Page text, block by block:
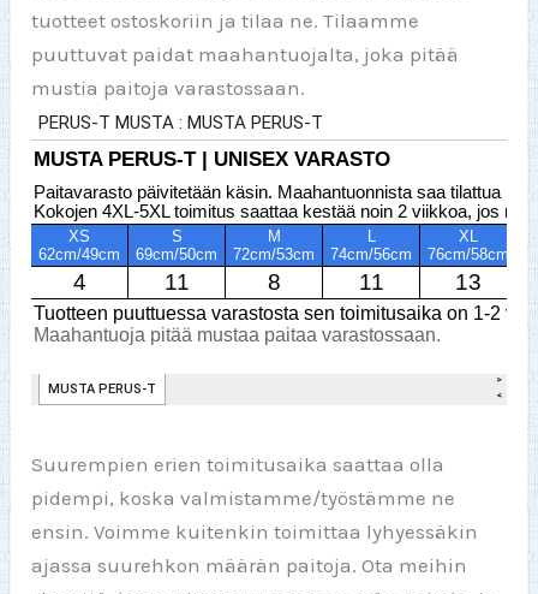
tuotteet ostoskoriin ja tilaa ne. Tilaamme
puuttuvat paidat maahantuojalta, joka pitää
mustia paitoja varastossaan.
Suurempien erien toimitusaika saattaa olla
pidempi, koska valmistamme/työstämme ne
ensin. Voimme kuitenkin toimittaa lyhyessäkin
ajassa suurehkon määrän paitoja. Ota meihin